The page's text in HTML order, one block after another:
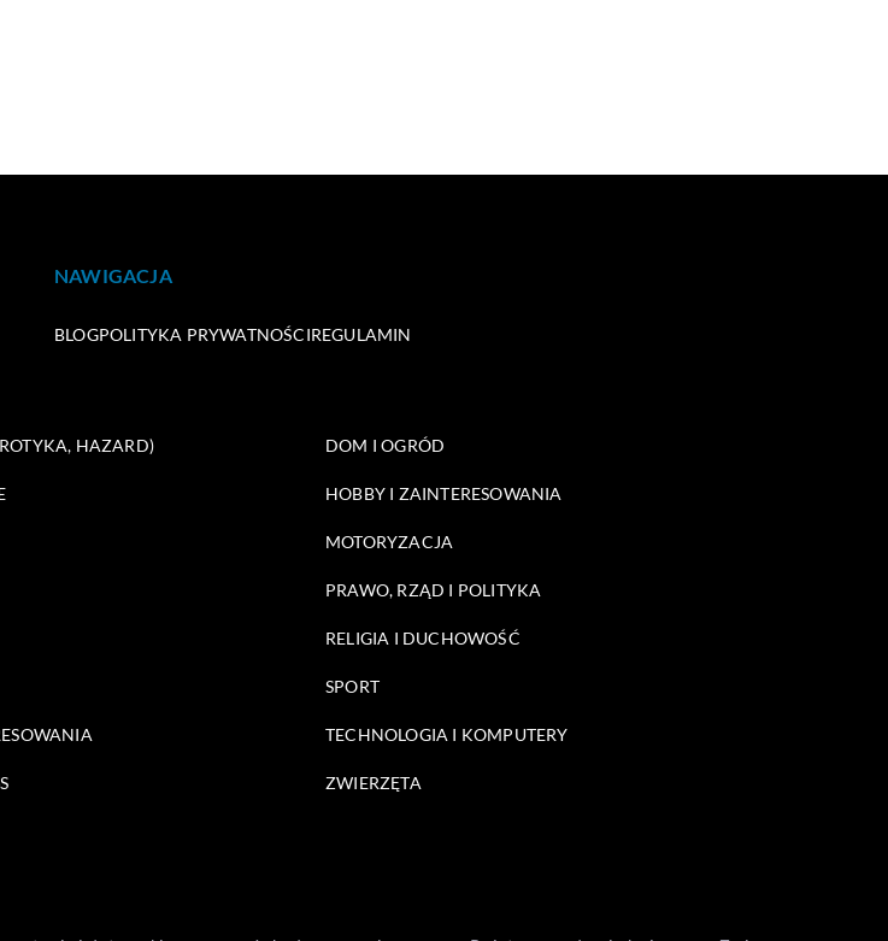
NAWIGACJA
BLOGPOLITYKA PRYWATNOŚCIREGULAMIN
HAZARD) DOM I OGRÓD
HOBBY I ZAINTERESOWANIA
MOTORYZACJA
PRAWO, RZĄD I POLITYKA
RELIGIA I DUCHOWOŚĆ
SPORT
TECHNOLOGIA I KOMPUTERY
ZWIERZĘTA